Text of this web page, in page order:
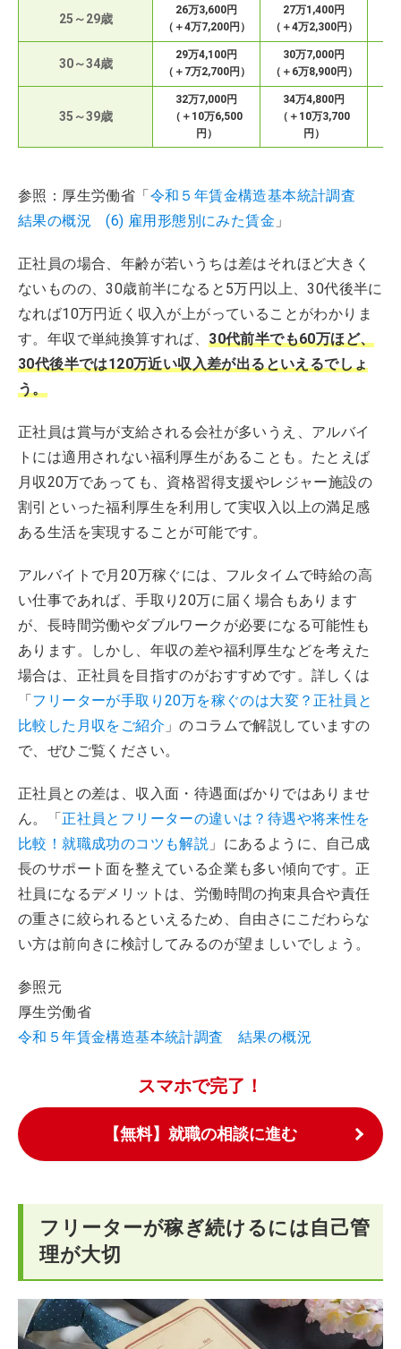
25～29歳
26万3,600円
（＋4万7,200円）
27万1,400円
（＋4万2,300円）
30～34歳
29万4,100円
（＋7万2,700円）
30万7,000円
（＋6万8,900円）
35～39歳
32万7,000円
（＋10万6,500
円）
34万4,800円
（＋10万3,700
円）
参照：厚生労働省「 令和５年賃金構造基本統計調査
結果の概況 (6) 雇用形態別にみた賃金 」
正社員の場合、年齢が若いうちは差はそれほど大きく
ないものの、30歳前半になると5万円以上、30代後半に
なれば10万円近く収入が上がっていることがわかりま
す。年収で単純換算すれば、30代前半でも60万ほど、
30代後半では120万近い収入差が出るといえるでしょ
う。
正社員は賞与が支給される会社が多いうえ、アルバイ
トには適用されない福利厚生があることも。たとえば
月収20万であっても、資格習得支援やレジャー施設の
割引といった福利厚生を利用して実収入以上の満足感
ある生活を実現することが可能です。
アルバイトで月20万稼ぐには、フルタイムで時給の高
い仕事であれば、手取り20万に届く場合もあります
が、長時間労働やダブルワークが必要になる可能性も
あります。しかし、年収の差や福利厚生などを考えた
場合は、正社員を目指すのがおすすめです。詳しくは
「 フリーターが手取り20万を稼ぐのは大変？正社員と
比較した月収をご紹介 」のコラムで解説していますの
で、ぜひご覧ください。
正社員との差は、収入面・待遇面ばかりではありませ
ん。「 正社員とフリーターの違いは？待遇や将来性を
比較！就職成功のコツも解説 」にあるように、自己成
長のサポート面を整えている企業も多い傾向です。正
社員になるデメリットは、労働時間の拘束具合や責任
の重さに絞られるといえるため、自由さにこだわらな
い方は前向きに検討してみるのが望ましいでしょう。
参照元
厚生労働省
令和５年賃金構造基本統計調査 結果の概況
スマホで完了！
【無料】就職の相談に進む
フリーターが稼ぎ続けるには自己管
理が大切